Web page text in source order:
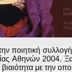
ποιητική
Αθηνών 2004.
με την